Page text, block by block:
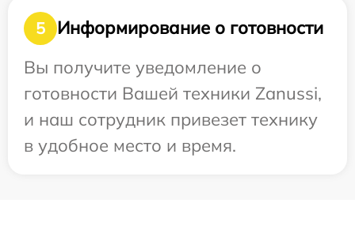
5
Информирование о готовности
Вы получите уведомление о
готовности Вашей техники Zanussi,
и наш сотрудник привезет технику
в удобное место и время.